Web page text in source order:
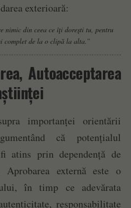
exterioară:
nimic din ceea ce îţi doreşti tu, pentru
complet de la o clipă la alta.”
Autoacceptarea
importanței orientării
că potențialul
atins prin dependență de
Aprobarea externă este o
în timp ce adevărata
responsabilitate